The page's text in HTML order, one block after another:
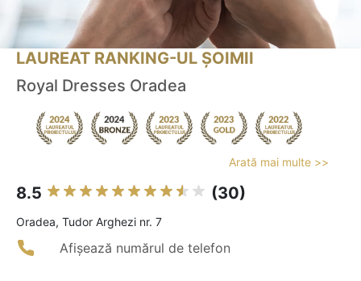
LAUREAT RANKING-UL ȘOIMII
Royal Dresses Oradea
Arată mai multe >>
8.5 (30)
Oradea, Tudor Arghezi nr. 7
Afișează numărul de telefon